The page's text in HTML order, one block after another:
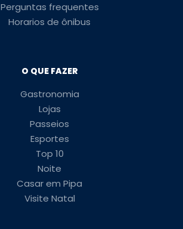
Perguntas frequentes
Horarios de ônibus
O QUE FAZER
Gastronomia
Lojas
Passeios
Esportes
Top 10
Noite
Casar em Pipa
Visite Natal